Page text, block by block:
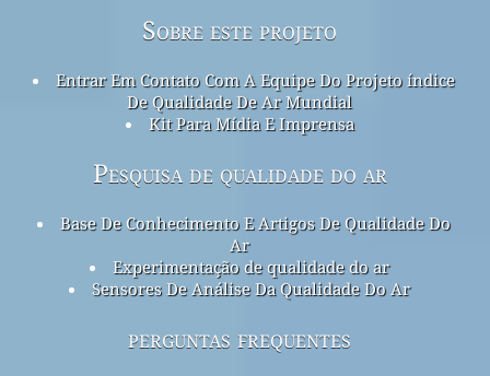
Sobre este projeto
Entrar Em Contato Com A Equipe Do Projeto índice
De Qualidade De Ar Mundial
Kit Para Mídia E Imprensa
Pesquisa de qualidade do ar
Base De Conhecimento E Artigos De Qualidade Do
Ar
Experimentação de qualidade do ar
Sensores De Análise Da Qualidade Do Ar
perguntas frequentes